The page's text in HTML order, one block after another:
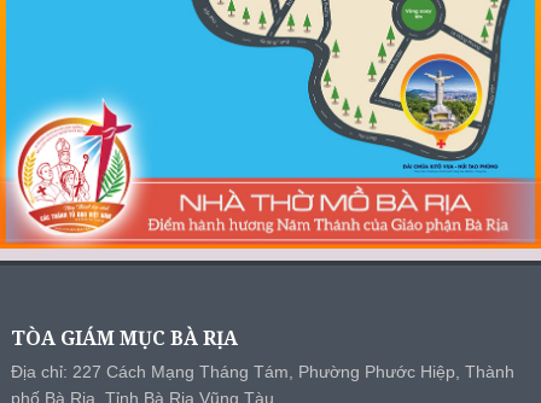
TÒA GIÁM MỤC BÀ RỊA
Địa chỉ: 227 Cách Mạng Tháng Tám, Phường Phước Hiệp, Thành
phố Bà Rịa, Tỉnh Bà Rịa Vũng Tàu.